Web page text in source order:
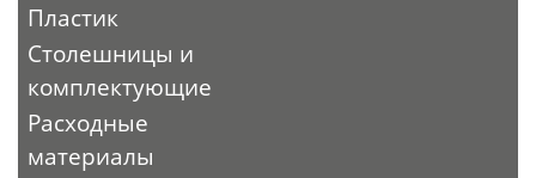
Пластик
Столешницы и
комплектующие
Расходные
материалы